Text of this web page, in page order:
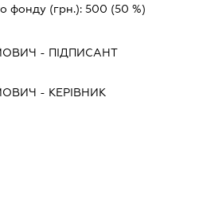
фонду (грн.): 500 (50 %)
- ПІДПИСАНТ
- КЕРІВНИК